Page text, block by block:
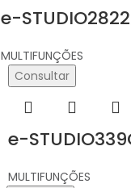
e-
MULTIFUNÇÕES
Consultar
e-
MULTIFUNÇÕES